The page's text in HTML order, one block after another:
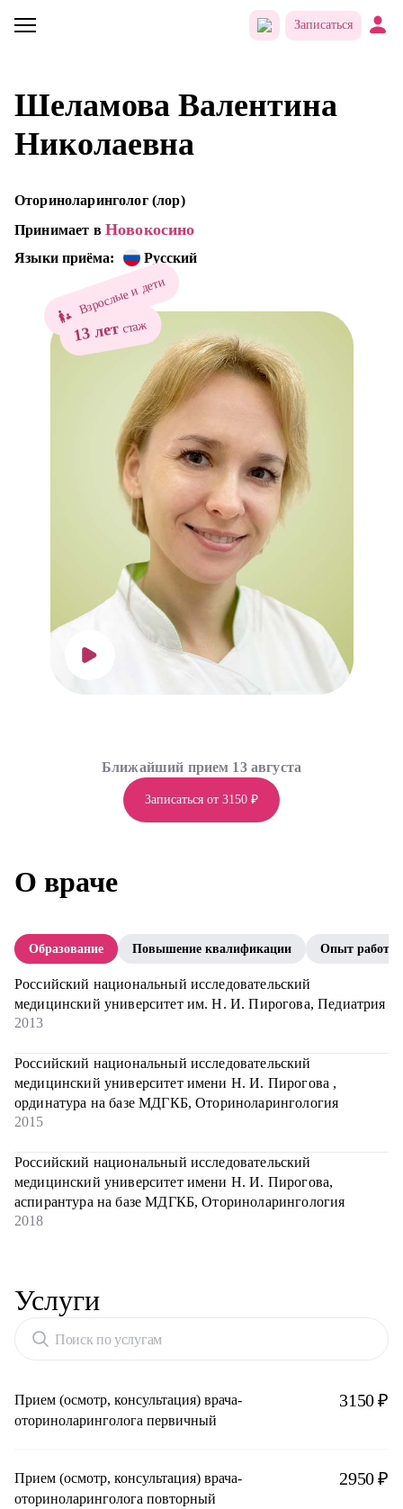
Записаться
Шеламова Валентина
Николаевна
Оториноларинголог (лор)
Принимает в Новокосино
Языки приёма: Русский
Взрослые и дети
13 летстаж
Записаться от 3150 ₽
Ближайший прием 13 августа
О враче
Образование Повышение квалификации Опыт работы
Российский национальный исследовательский
медицинский университет им. Н. И. Пирогова, Педиатрия
2013
Российский национальный исследовательский
медицинский университет имени Н. И. Пирогова ,
ординатура на базе МДГКБ, Оториноларингология
2015
Российский национальный исследовательский
медицинский университет имени Н. И. Пирогова,
аспирантура на базе МДГКБ, Оториноларингология
2018
Услуги
Поиск по услугам
Прием (осмотр, консультация) врача-
оториноларинголога первичный
3150 ₽
Прием (осмотр, консультация) врача-
оториноларинголога повторный
2950 ₽